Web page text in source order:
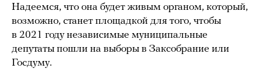
Надеемся, что она будет живым органом, который,
возможно, станет площадкой для того, чтобы
в 2021 году независимые муниципальные
депутаты пошли на выборы в Заксобрание или
Госдуму.